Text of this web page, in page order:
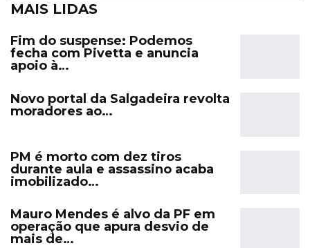
MAIS LIDAS
Fim do suspense: Podemos
fecha com Pivetta e anuncia
apoio à…
Novo portal da Salgadeira revolta
moradores ao…
PM é morto com dez tiros
durante aula e assassino acaba
imobilizado…
Mauro Mendes é alvo da PF em
operação que apura desvio de
mais de…